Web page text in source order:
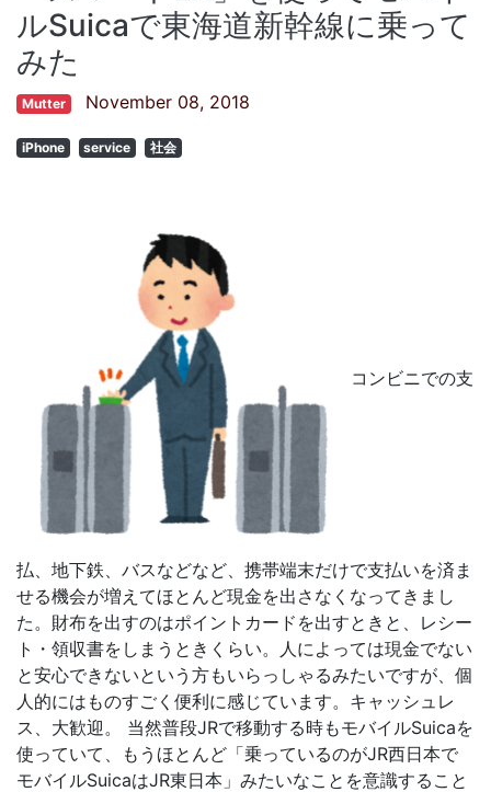
ルSuicaで東海道新幹線に乗って
みた
Mutter November 08, 2018
iPhone service 社会
コンビニでの支
払、地下鉄、バスなどなど、携帯端末だけで支払いを済ま
せる機会が増えてほとんど現金を出さなくなってきまし
た。財布を出すのはポイントカードを出すときと、レシー
ト・領収書をしまうときくらい。人によっては現金でない
と安心できないという方もいらっしゃるみたいですが、個
人的にはものすごく便利に感じています。キャッシュレ
ス、大歓迎。 当然普段JRで移動する時もモバイルSuicaを
使っていて、もうほとんど「乗っているのがJR西日本で
モバイルSuicaはJR東日本」みたいなことを意識すること